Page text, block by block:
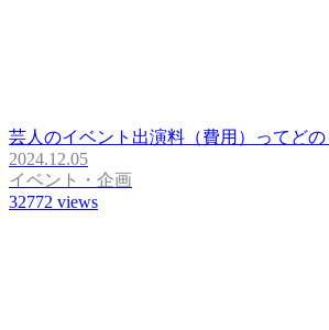
芸人のイベント出演料（費用）ってどの
2024.12.05
イベント・企画
32772 views